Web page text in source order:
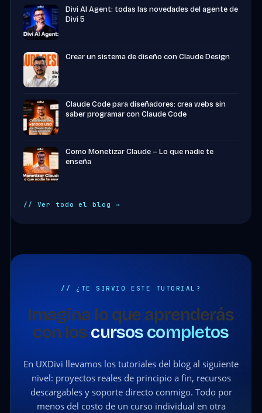
Divi AI Agent: todas las novedades del agente de
Divi 5
Crear un sistema de diseño con Claude Design
Claude Code para diseñadores: crea webs sin
saber programar con Claude Code
Como Monetizar Claude – Lo que nadie te
enseña
// Ver todo el blog →
// ¿TE SIRVIÓ ESTE TUTORIAL?
Imagina lo que aprenderás
con los cursos completos
En UXDivi llevamos los tutoriales del blog al siguiente
nivel: proyectos reales de principio a fin, recursos
descargables y soporte directo conmigo. Todo por
menos del costo de un curso individual en otra